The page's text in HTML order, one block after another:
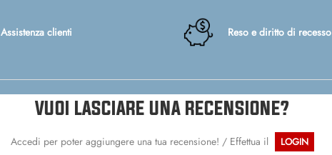
Assistenza clienti Reso e diritto di recesso
VUOI LASCIARE UNA RECENSIONE?
Accedi per poter aggiungere una tua recensione! / Effettua il LOGIN